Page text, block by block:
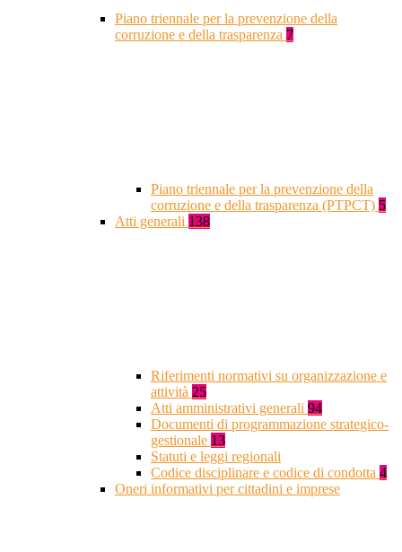
Piano triennale per la prevenzione della
corruzione e della trasparenza 7
Piano triennale per la prevenzione della
corruzione e della trasparenza (PTPCT) 5
Atti generali 138
Riferimenti normativi su organizzazione e
attività 25
Atti amministrativi generali 94
Documenti di programmazione strategico-
gestionale 13
Statuti e leggi regionali
Codice disciplinare e codice di condotta 4
Oneri informativi per cittadini e imprese